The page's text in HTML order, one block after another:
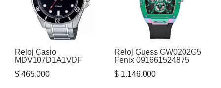
Reloj Casio
MDV107D1A1VDF
$ 465.000
Reloj Guess GW0202G5
Fenix 091661524875
$1.146.000